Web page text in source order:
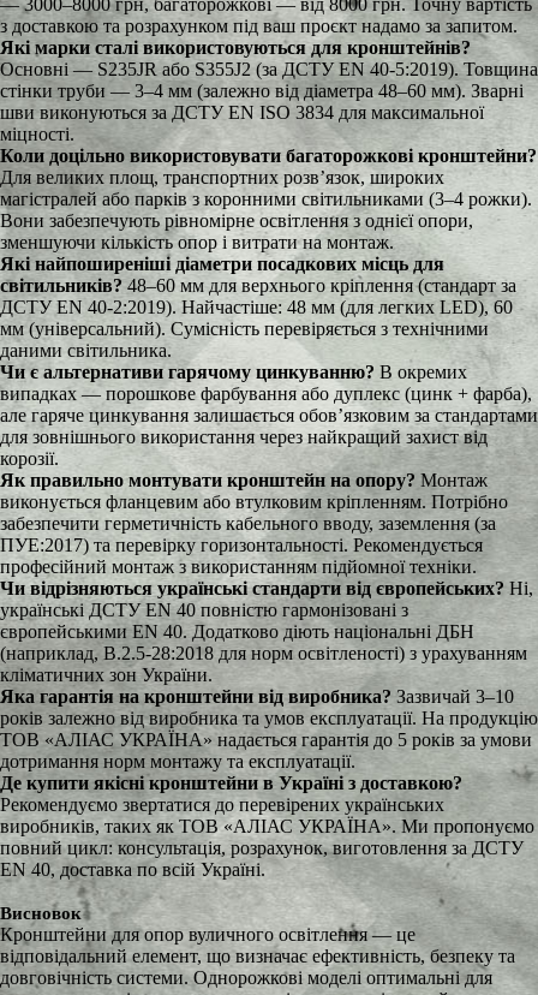
— 3000–8000 грн, багаторожкові — від 8000 грн. Точну вартість
з доставкою та розрахунком під ваш проєкт надамо за запитом.
Які марки сталі використовуються для кронштейнів?
Основні — S235JR або S355J2 (за ДСТУ EN 40-5:2019). Товщина
стінки труби — 3–4 мм (залежно від діаметра 48–60 мм). Зварні
шви виконуються за ДСТУ EN ISO 3834 для максимальної
міцності.
Коли доцільно використовувати багаторожкові кронштейни?
Для великих площ, транспортних розв’язок, широких
магістралей або парків з коронними світильниками (3–4 рожки).
Вони забезпечують рівномірне освітлення з однієї опори,
зменшуючи кількість опор і витрати на монтаж.
Які найпоширеніші діаметри посадкових місць для
світильників? 48–60 мм для верхнього кріплення (стандарт за
ДСТУ EN 40-2:2019). Найчастіше: 48 мм (для легких LED), 60
мм (універсальний). Сумісність перевіряється з технічними
даними світильника.
Чи є альтернативи гарячому цинкуванню? В окремих
випадках — порошкове фарбування або дуплекс (цинк + фарба),
але гаряче цинкування залишається обов’язковим за стандартами
для зовнішнього використання через найкращий захист від
корозії.
Як правильно монтувати кронштейн на опору? Монтаж
виконується фланцевим або втулковим кріпленням. Потрібно
забезпечити герметичність кабельного вводу, заземлення (за
ПУЕ:2017) та перевірку горизонтальності. Рекомендується
професійний монтаж з використанням підйомної техніки.
Чи відрізняються українські стандарти від європейських? Ні,
українські ДСТУ EN 40 повністю гармонізовані з
європейськими EN 40. Додатково діють національні ДБН
(наприклад, В.2.5-28:2018 для норм освітленості) з урахуванням
кліматичних зон України.
Яка гарантія на кронштейни від виробника? Зазвичай 3–10
років залежно від виробника та умов експлуатації. На продукцію
ТОВ «АЛІАС УКРАЇНА» надається гарантія до 5 років за умови
дотримання норм монтажу та експлуатації.
Де купити якісні кронштейни в Україні з доставкою?
Рекомендуємо звертатися до перевірених українських
виробників, таких як ТОВ «АЛІАС УКРАЇНА». Ми пропонуємо
повний цикл: консультація, розрахунок, виготовлення за ДСТУ
EN 40, доставка по всій Україні.
Висновок
Кронштейни для опор вуличного освітлення — це
відповідальний елемент, що визначає ефективність, безпеку та
довговічність системи. Однорожкові моделі оптимальні для